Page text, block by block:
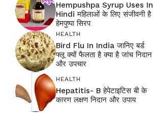
Hempushpa Syrup Uses In
Hindi महिलाओं के लिए संजीवनी है
हेमपुष्पा सिरप
HEALTH
Bird Flu In India जानिए बर्ड
फ्लू क्यों फैलता है क्या है जांच निदान
और उपचार
HEALTH
Hepatitis- B हेपेटाइटिस बी के
कारण लक्षण निदान और उपाय